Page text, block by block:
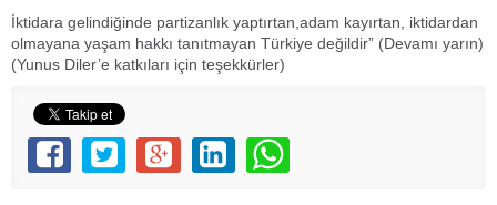
İktidara gelindiğinde partizanlık yaptırtan,adam kayırtan, iktidardan
olmayana yaşam hakkı tanıtmayan Türkiye değildir” (Devamı yarın)
(Yunus Diler’e katkıları için teşekkürler)